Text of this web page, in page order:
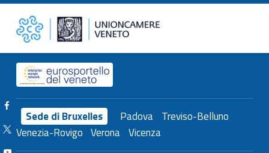
Il lessico delle emozioni: dalla mente al cuore – Unioncamere del Veneto Unioncamere del Veneto
Header info sidebar
Sede di Bruxelles Padova Treviso-Belluno
Venezia-Rovigo Verona Vicenza
Facebook Unioncamere Veneto
Twitter Unioncamere Veneto
Youtube Unioncamere Veneto